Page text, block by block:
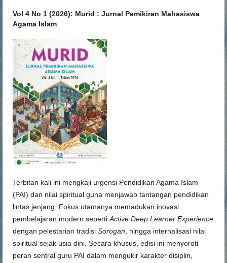
Vol 4 No 1 (2026): Murid : Jurnal Pemikiran Mahasiswa
Agama Islam
Terbitan kali ini mengkaji urgensi Pendidikan Agama Islam
(PAI) dan nilai spiritual guna menjawab tantangan pendidikan
lintas jenjang. Fokus utamanya memadukan inovasi
pembelajaran modern seperti Active Deep Learner Experience
dengan pelestarian tradisi Sorogan , hingga internalisasi nilai
spiritual sejak usia dini. Secara khusus, edisi ini menyoroti
peran sentral guru PAI dalam mengukir karakter disiplin,